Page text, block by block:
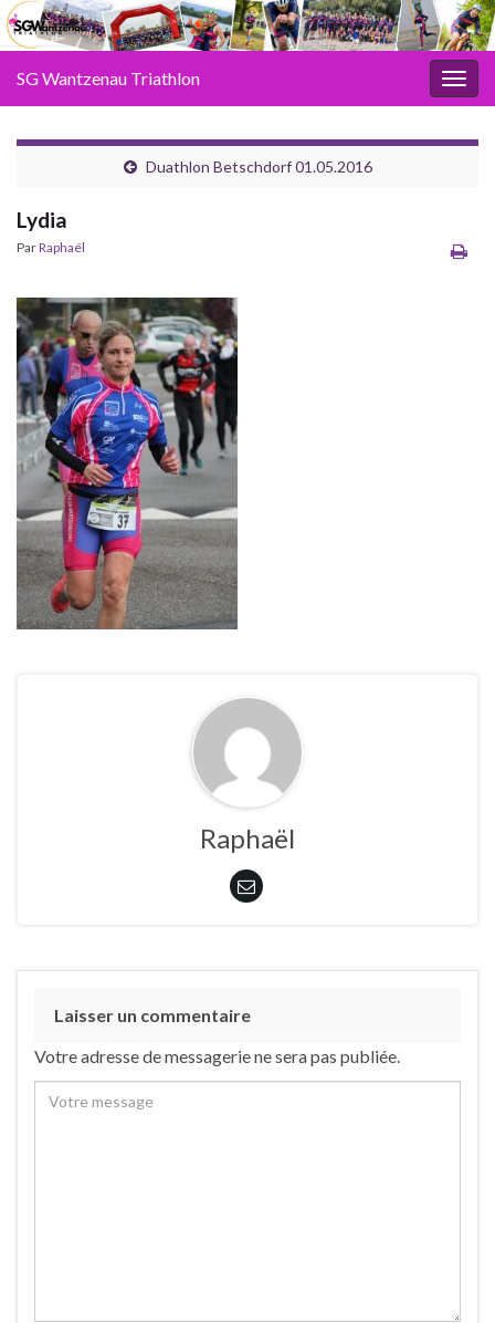
SG Wantzenau Triathlon
Duathlon Betschdorf 01.05.2016
Lydia
ParRaphaël
Raphaël
Laisser un commentaire
Votre adresse de messagerie ne sera pas publiée.